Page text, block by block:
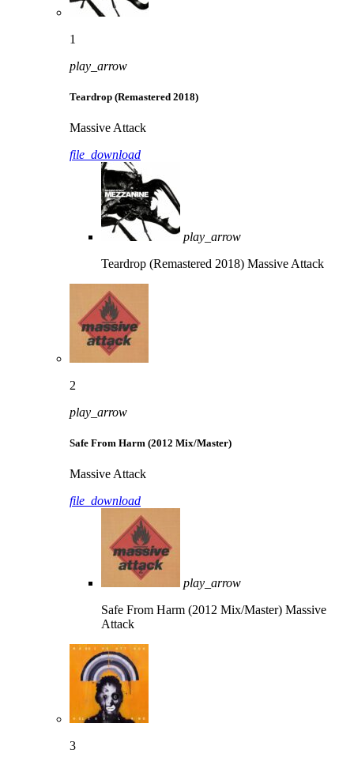
1
play_arrow
Teardrop (Remastered 2018)
Massive Attack
file_download
play_arrow
Teardrop (Remastered 2018) Massive Attack
2
play_arrow
Safe From Harm (2012 Mix/Master)
Massive Attack
file_download
play_arrow
Safe From Harm (2012 Mix/Master) Massive
Attack
3